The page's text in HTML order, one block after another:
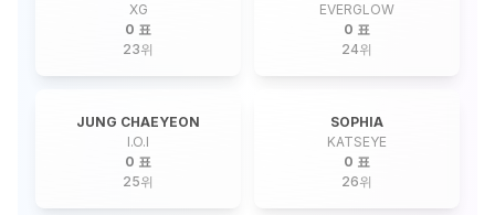
XG
0 표
23위
EVERGLOW
0 표
24위
JUNG CHAEYEON
I.O.I
0 표
25위
SOPHIA
KATSEYE
0 표
26위